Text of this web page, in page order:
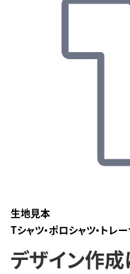
生地見本
Tシャツ・ポロシャツ・トレ
デザイン作